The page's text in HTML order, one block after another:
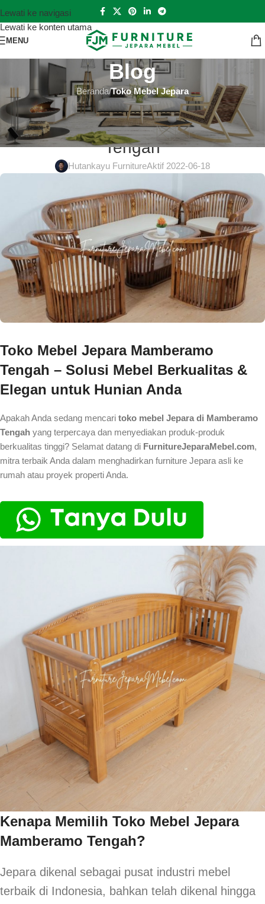
Lewati ke navigasi
Lewati ke konten utama
MENU
Blog
Beranda/Toko Mebel Jepara
TOKO MEBEL JEPARA
Toko Mebel Jepara Mamberamo
Tengah
Hutankayu FurnitureAktif 2022-06-18
Toko Mebel Jepara Mamberamo
Tengah – Solusi Mebel Berkualitas &
Elegan untuk Hunian Anda
Apakah Anda sedang mencari toko mebel Jepara di Mamberamo
Tengah yang terpercaya dan menyediakan produk-produk
berkualitas tinggi? Selamat datang di FurnitureJeparaMebel.com,
mitra terbaik Anda dalam menghadirkan furniture Jepara asli ke
rumah atau proyek properti Anda.
Kenapa Memilih Toko Mebel Jepara
Mamberamo Tengah?
Jepara dikenal sebagai pusat industri mebel
terbaik di Indonesia, bahkan telah dikenal hingga